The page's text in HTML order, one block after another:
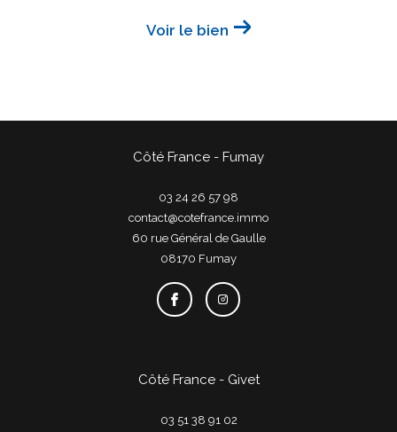
Voir le bien
Côté France - Fumay
03 24 26 57 98
contact@cotefrance.immo
60 rue Général de Gaulle
08170
fumay
Côté France - Givet
03 51 38 91 02